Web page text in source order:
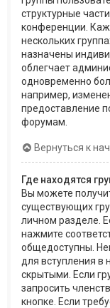
структурные
конференции.
нескольких
назначены
облегчает
одновременно
например,
предоставление
форумам.
Вернуться к
Где находятся
Вы можете
существующих
личном разделе.
нажмите
общедоступны.
для вступления в
скрытыми. Если
запросить
кнопке. Если